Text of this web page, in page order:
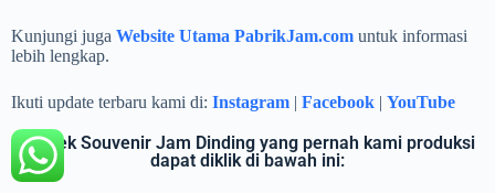
Kunjungi juga Website Utama PabrikJam.com untuk informasi
lebih lengkap.
Ikuti update terbaru kami di: Instagram | Facebook | YouTube
Proyek Souvenir Jam Dinding yang pernah kami produksi
dapat diklik di bawah ini: